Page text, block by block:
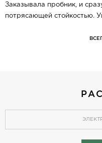
Заказывала пробник, и
потрясающей стойкостью.